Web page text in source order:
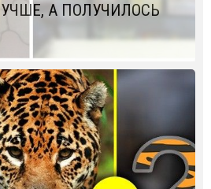
А ПОЛУЧИЛОСЬ